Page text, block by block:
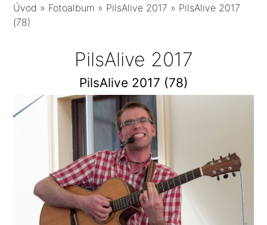
Úvod » Fotoalbum » PilsAlive 2017 » PilsAlive 2017
(78)
PilsAlive 2017
PilsAlive 2017 (78)